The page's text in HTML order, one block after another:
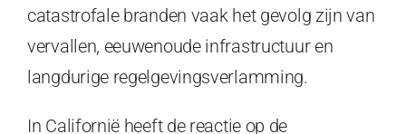
catastrofale branden vaak het gevolg zijn van
vervallen, eeuwenoude infrastructuur en
langdurige regelgevingsverlamming.
In Californië heeft de reactie op de